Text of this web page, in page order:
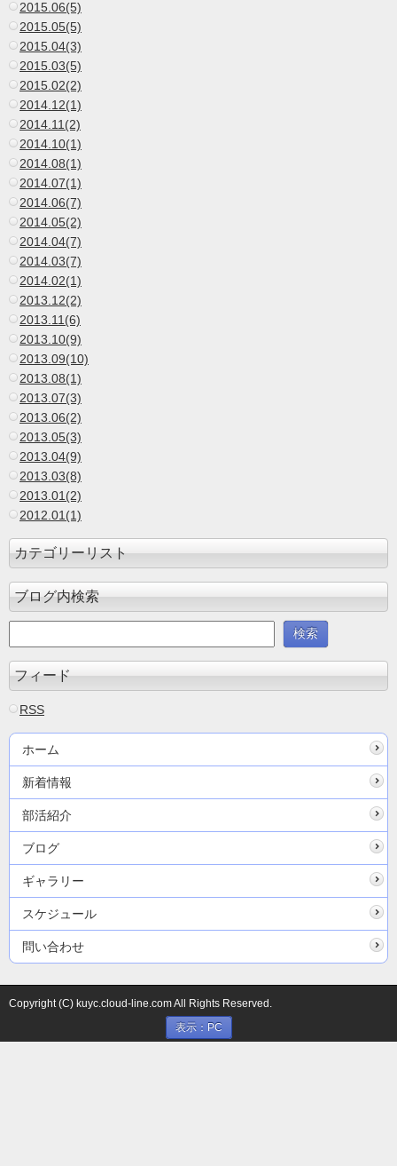
2015.06(5)
2015.05(5)
2015.04(3)
2015.03(5)
2015.02(2)
2014.12(1)
2014.11(2)
2014.10(1)
2014.08(1)
2014.07(1)
2014.06(7)
2014.05(2)
2014.04(7)
2014.03(7)
2014.02(1)
2013.12(2)
2013.11(6)
2013.10(9)
2013.09(10)
2013.08(1)
2013.07(3)
2013.06(2)
2013.05(3)
2013.04(9)
2013.03(8)
2013.01(2)
2012.01(1)
カテゴリーリスト
ブログ内検索
フィード
RSS
ホーム
新着情報
部活紹介
ブログ
ギャラリー
スケジュール
問い合わせ
Copyright (C) kuyc.cloud-line.com All Rights Reserved.
表示：PC